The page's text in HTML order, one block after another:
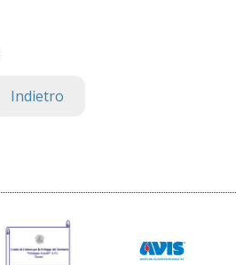
Indietro